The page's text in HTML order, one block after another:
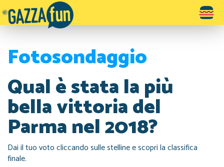
Toggle
Fotosondaggio
Qual è stata la più
bella vittoria del
Parma nel 2018?
Dai il tuo voto cliccando sulle stelline e scopri la classifica
finale.